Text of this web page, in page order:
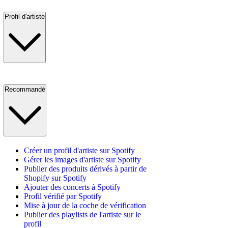
Profil d'artiste
Recommandé
Créer un profil d'artiste sur Spotify
Gérer les images d'artiste sur Spotify
Publier des produits dérivés à partir de
Shopify sur Spotify
Ajouter des concerts à Spotify
Profil vérifié par Spotify
Mise à jour de la coche de vérification
Publier des playlists de l'artiste sur le
profil